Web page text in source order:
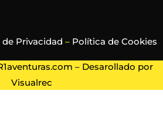
Privacidad – Política de Cookies
– Desarollado por
Visualrec